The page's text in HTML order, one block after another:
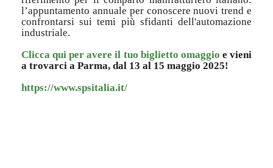
l’appuntamento annuale per conoscere nuovi trend e
confrontarsi sui temi più sfidanti dell'automazione
industriale.
Clicca qui per avere il tuo biglietto omaggio e vieni
a trovarci a Parma, dal 13 al 15 maggio 2025!
https://www.spsitalia.it/